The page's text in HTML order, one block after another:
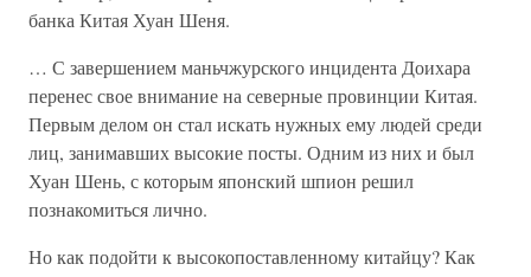
банка Китая Хуан Шеня.
… С завершением маньчжурского инцидента Доихара
перенес свое внимание на северные провинции Китая.
Первым делом он стал искать нужных ему людей среди
лиц, занимавших высокие посты. Одним из них и был
Хуан Шень, с которым японский шпион решил
познакомиться лично.
Но как подойти к высокопоставленному китайцу? Как